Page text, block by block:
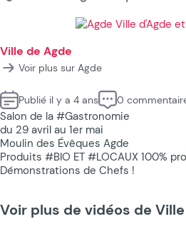
Ville de Agde
Voir plus sur Agde
Publié il y a 4 ans 0
Salon de la #Gastronomie
du 29 avril au 1er mai
Moulin des Évêques Agde
Produits #BIO ET #LOCAUX 100%
Démonstrations de Chefs !
Voir plus de vidéos de